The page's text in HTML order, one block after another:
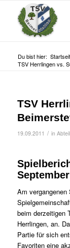
Du bist hier:
TSV Herrlingen vs.
TSV
19.09.2011 / in
Am vergangenen
beim derzeitigen
Herrlingen, an.
Partie für sich
Favoriten eine